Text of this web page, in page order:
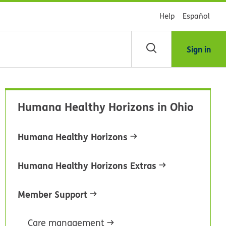
Help Español
Sign in
Humana Healthy Horizons in Ohio
Humana Healthy Horizons
Humana Healthy Horizons Extras
Member Support
Care management